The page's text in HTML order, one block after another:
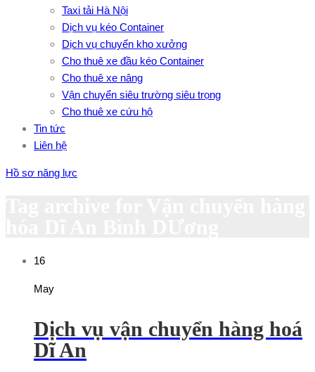
Taxi tải Hà Nội
Dịch vụ kéo Container
Dịch vụ chuyển kho xưởng
Cho thuê xe đầu kéo Container
Cho thuê xe nâng
Vận chuyển siêu trường siêu trọng
Cho thuê xe cứu hộ
Tin tức
Liên hệ
Hồ sơ năng lực
16
May
Dịch vụ vận chuyển hàng hoá
Dĩ An